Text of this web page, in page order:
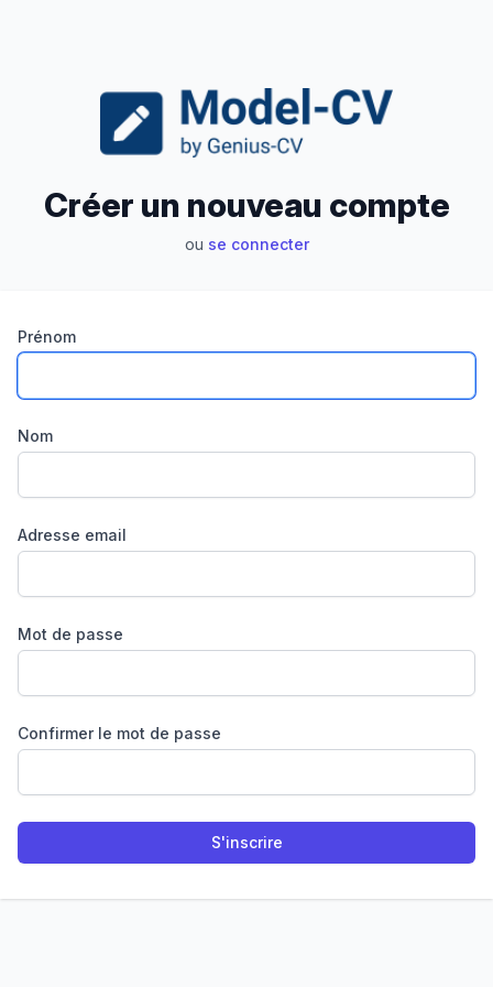
Créer un nouveau compte
ou se connecter
Prénom
Nom
Adresse email
Mot de passe
Confirmer le mot de passe
S'inscrire